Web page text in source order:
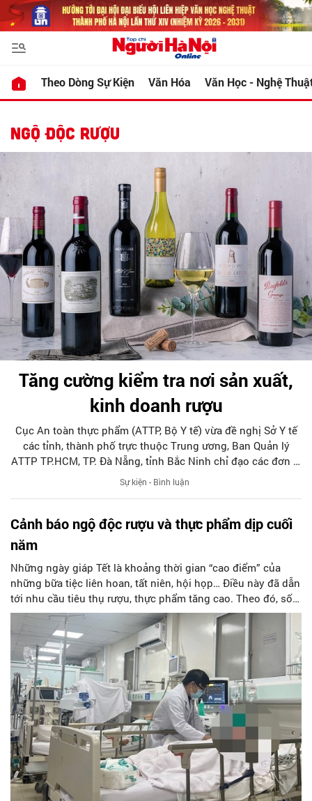
Theo Dòng Sự Kiện Văn Hóa Văn Học - Nghệ
NGỘ ĐỘC RƯỢU
Tăng cường kiểm tra nơi sản xuất,
kinh doanh rượu
Cục An toàn thực phẩm (ATTP, Bộ Y tế) vừa đề nghị Sở Y tế
các tỉnh, thành phố trực thuộc Trung ương, Ban Quản lý
ATTP TP.HCM, TP. Đà Nẵng, tỉnh Bắc Ninh chỉ đạo các đơn vị
chức năng triển khai gấp việc tăng cường giám sát, phát
hiện sớm các trường hợp nghi ngờ ngộ độc rượu, ngộ độc
rượu...
Sự kiện - Bình luận
Cảnh báo ngộ độc rượu và thực phẩm dịp cuối
năm
Những ngày giáp Tết là khoảng thời gian “cao điểm” của
những bữa tiệc liên hoan, tất niên, hội họp… Điều này đã dẫn
tới nhu cầu tiêu thụ rượu, thực phẩm tăng cao. Theo đó, số
lượng bệnh nhân nhập viện vì ngộ độc do sử dụng rượu,
thực phẩm kém chất lượng cũng gia tăng.